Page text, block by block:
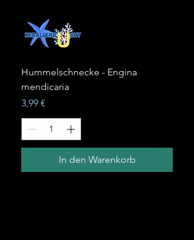
Hummelschnecke - Engina
mendicaria
Preis
3,99 €
In den Warenkorb